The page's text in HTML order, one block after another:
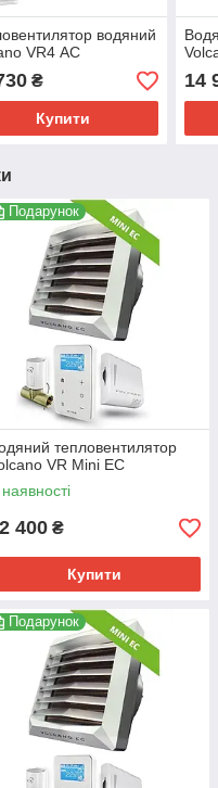
водяний
VR4 АС
₴
Купити
14
Подарунок
тепловентилятор
VR Mini EC
400 ₴
Купити
Подарунок